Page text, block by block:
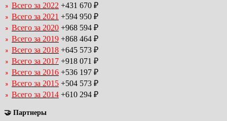
Всего за 2022 +431 670 ₽
Всего за 2021 +594 950 ₽
Всего за 2020 +968 594 ₽
Всего за 2019 +868 464 ₽
Всего за 2018 +645 573 ₽
Всего за 2017 +918 071 ₽
Всего за 2016 +536 197 ₽
Всего за 2015 +504 573 ₽
Всего за 2014 +610 294 ₽
🤝 Партнеры